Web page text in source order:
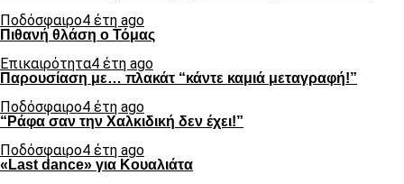
Ποδόσφαιρο4 έτη ago
Πιθανή θλάση ο Τόμας
Επικαιρότητα4 έτη ago
Παρουσίαση με… πλακάτ “κάντε καμιά μεταγραφή!”
Ποδόσφαιρο4 έτη ago
“Ράφα σαν την Χαλκιδική δεν έχει!”
Ποδόσφαιρο4 έτη ago
«Last dance» για Κουαλιάτα